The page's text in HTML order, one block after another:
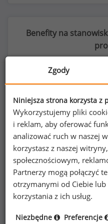
Benefity na
telefon
Poszukujesz
Zgody
Niniejsza strona korzysta z
Wykorzystujemy pliki
i reklam, aby oferować
analizować ruch w naszej
korzystasz z naszej
społecznościowym,
Partnerzy mogą połączyć
otrzymanymi od Ciebie
korzystania z ich usług.
Niezbędne Preferencje